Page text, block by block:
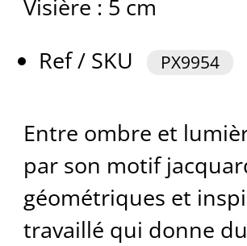
Visière : 5 cm
Ref / SKU
PX9954
Entre ombre et
par son motif
géométriques et
travaillé qui donne